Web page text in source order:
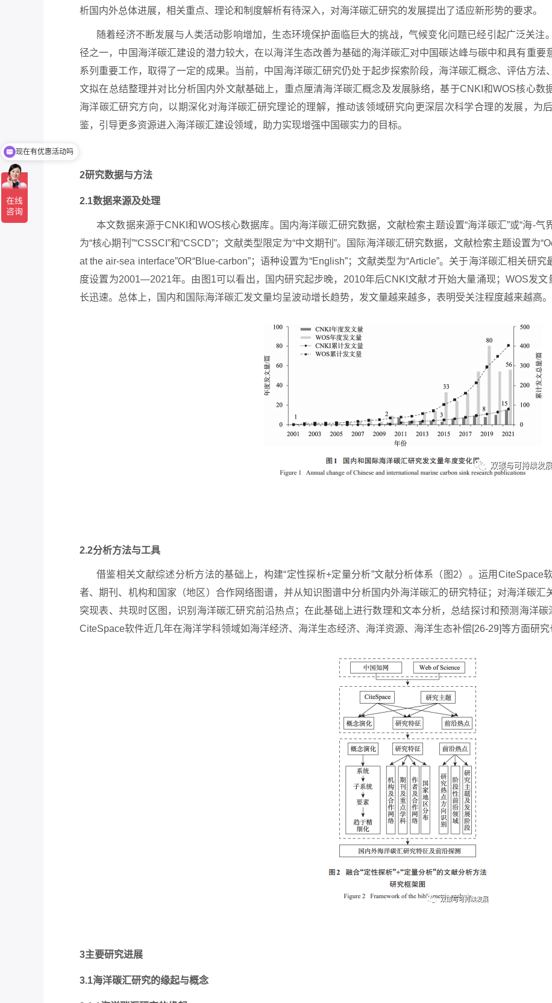
析国内外总体进展，相关重点、理论和制度解析有待深入，对海洋碳汇研究的发展提出了适应新形势的要求。
随着经济不断发展与人类活动影响增加，生态环境保护面临巨大的挑战，气候变化问题已经引起广泛关注
径之一，中国海洋碳汇建设的潜力较大，在以海洋生态改善为基础的海洋碳汇对中国碳达峰与碳中和具有重要
系列重要工作，取得了一定的成果。当前，中国海洋碳汇研究仍处于起步探索阶段，海洋碳汇概念、评估方
文拟在总结整理并对比分析国内外文献基础上，重点厘清海洋碳汇概念及发展脉络，基于CNKI和WOS核心数
海洋碳汇研究方向，以期深化对海洋碳汇研究理论的理解，推动该领域研究向更深层次科学合理的发展，为
鉴，引导更多资源进入海洋碳汇建设领域，助力实现增强中国碳实力的目标。
2研究数据与方法
2.1数据来源及处理
本文数据来源于CNKI和WOS核心数据库。国内海洋碳汇研究数据，文献检索主题设置“海洋碳汇”或“海-气
为“核心期刊”“CSSCI”和“CSCD”；文献类型限定为“中文期刊”。国际海洋碳汇研究数据，文献检索主题设置为
at the air-sea interface”OR“Blue-carbon”；语种设置为“English”；文献类型为“Article”。关于海洋碳汇相关研
度设置为2001—2021年。由图1可以看出，国内研究起步晚，2010年后CNKI文献才开始大量涌现；WOS发
长迅速。总体上，国内和国际海洋碳汇发文量均呈波动增长趋势，发文量越来越多，表明受关注程度越来越高。
2.2分析方法与工具
借鉴相关文献综述分析方法的基础上，构建“定性探析+定量分析”文献分析体系（图2）。运用CiteSpace
者、期刊、机构和国家（地区）合作网络图谱，并从知识图谱中分析国内外海洋碳汇的研究特征；对海洋碳汇
突现表、共现时区图，识别海洋碳汇研究前沿热点；在此基础上进行数理和文本分析，总结探讨和预测海洋碳
CiteSpace软件近几年在海洋学科领域如海洋经济、海洋生态经济、海洋资源、海洋生态补偿[26-29]等方面研究
3主要研究进展
3.1海洋碳汇研究的缘起与概念
现在有优惠活动吗